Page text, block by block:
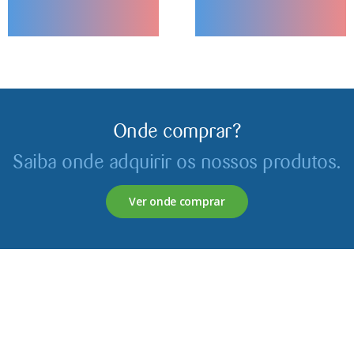
Onde comprar?
Saiba onde adquirir os nossos produtos.
Ver onde comprar